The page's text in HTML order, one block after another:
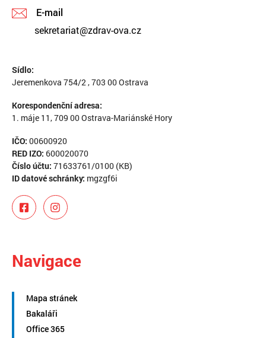
E-mail
sekretariat@zdrav-ova.cz
Sídlo:
Jeremenkova 754/2 , 703 00 Ostrava
Korespondenční adresa:
1. máje 11, 709 00 Ostrava-Mariánské Hory
IČO: 00600920
RED IZO: 600020070
Číslo účtu: 71633761/0100 (KB)
ID datové schránky: mgzgf6i
Navigace
Mapa stránek
Bakaláři
Office 365